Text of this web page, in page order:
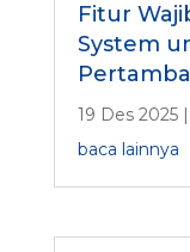
Fitur
System
19 Des 2025|
baca lainnya